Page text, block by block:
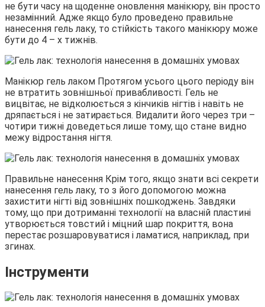
не бути часу на щоденне оновлення манікюру, він просто
незамінний. Адже якщо було проведено правильне
нанесення гель лаку, то стійкість такого манікюру може
бути до 4 – х тижнів.
Манікюр гель лаком Протягом усього цього періоду він
не втратить зовнішньої привабливості. Гель не
вицвітає, не відколюється з кінчиків нігтів і навіть не
дряпається і не затирається. Видалити його через три –
чотири тижні доведеться лише тому, що стане видно
межу відростання нігтя.
Правильне нанесення Крім того, якщо знати всі секрети
нанесення гель лаку, то з його допомогою можна
захистити нігті від зовнішніх пошкоджень. Завдяки
тому, що при дотриманні технології на власній пластині
утворюється товстий і міцний шар покриття, вона
перестає розшаровуватися і ламатися, наприклад, при
згинах.
Інструменти